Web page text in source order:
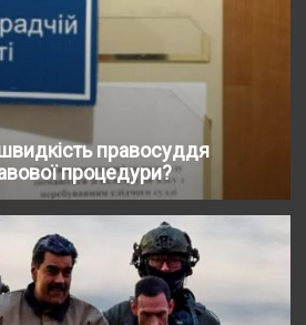
правосуддя
процедури?